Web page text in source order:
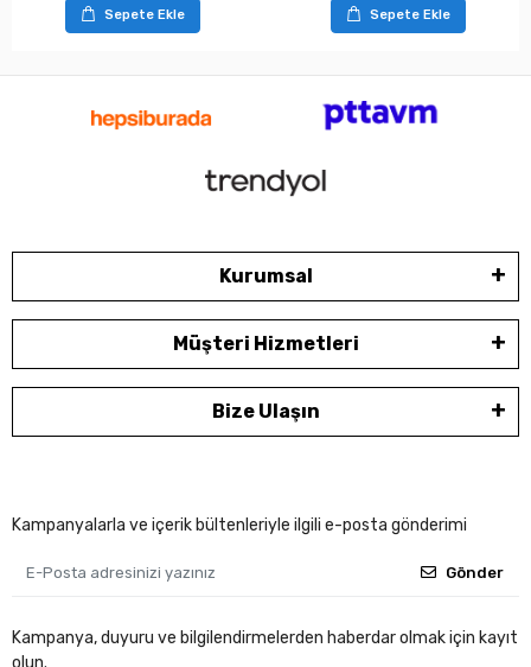
Sepete Ekle Sepete Ekle
Kurumsal
Müşteri Hizmetleri
Bize Ulaşın
Kampanyalarla ve içerik bültenleriyle ilgili e-posta gönderimi
Gönder
Kampanya, duyuru ve bilgilendirmelerden haberdar olmak için kayıt
olun.